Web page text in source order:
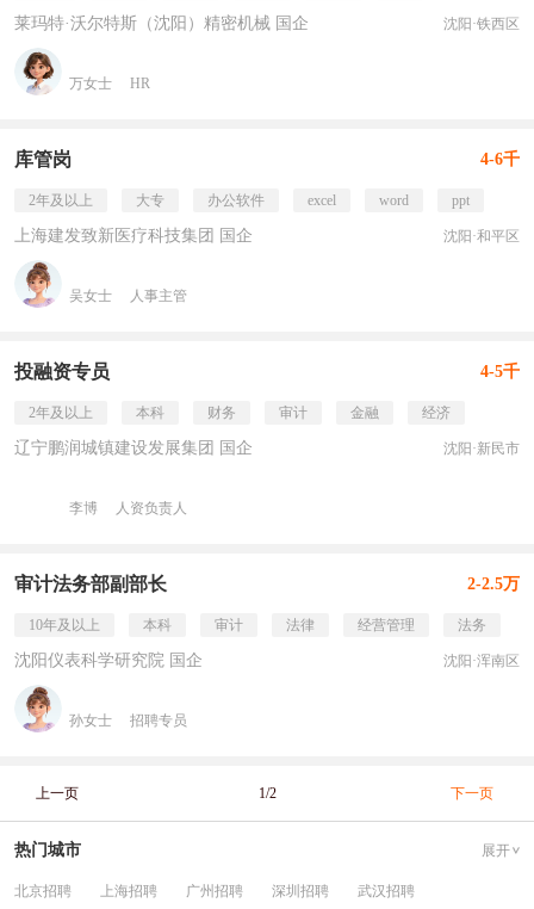
莱玛特·沃尔特斯（沈阳）精密机械 国企 沈阳·铁西区
万女士 HR
库管岗 4-6千
2年及以上 大专 办公软件 excel word ppt
上海建发致新医疗科技集团 国企 沈阳·和平区
吴女士 人事主管
投融资专员 4-5千
2年及以上 本科 财务 审计 金融 经济
辽宁鹏润城镇建设发展集团 国企 沈阳·新民市
李博 人资负责人
审计法务部副部长 2-2.5万
10年及以上 本科 审计 法律 经营管理 法务
沈阳仪表科学研究院 国企 沈阳·浑南区
孙女士 招聘专员
上一页 1/2 下一页
热门城市 展开
北京招聘 上海招聘 广州招聘 深圳招聘 武汉招聘